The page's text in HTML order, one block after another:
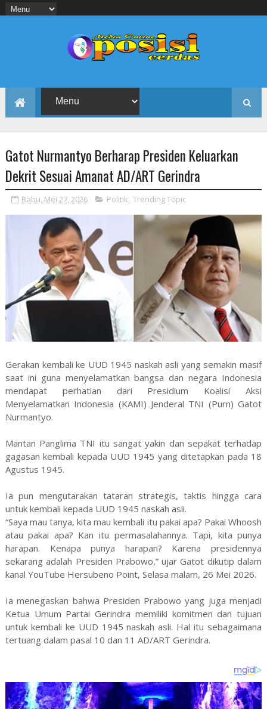
Gatot Nurmantyo Berharap Presiden Keluarkan
Dekrit Sesuai Amanat AD/ART Gerindra
Rabu, Mei 27, 2026 Politik, Trending Topic
Gerakan kembali ke UUD 1945 naskah asli yang semakin masif
saat ini guna menyelamatkan bangsa dan negara Indonesia
mendapat perhatian dari Presidium Koalisi Aksi
Menyelamatkan Indonesia (KAMI) Jenderal TNI (Purn) Gatot
Nurmantyo.
Mantan Panglima TNI itu sangat yakin dan sepakat terhadap
gagasan kembali kepada UUD 1945 yang ditetapkan pada 18
Agustus 1945.
Ia pun mengutarakan tataran strategis, taktis hingga cara
untuk kembali kepada UUD 1945 naskah asli.
“Saya mau tanya, kita mau kembali itu pakai apa? Pakai Whoosh
atau pakai apa? Kan itu permasalahannya. Tapi, kita punya
harapan. Kenapa punya harapan? Karena presidennya
sekarang adalah Presiden Prabowo,” ujar Gatot dikutip dalam
kanal YouTube Hersubeno Point, Selasa malam, 26 Mei 2026.
Ia menegaskan bahwa Presiden Prabowo yang juga menjadi
Ketua Umum Partai Gerindra memiliki komitmen dan tujuan
untuk kembali ke UUD 1945 naskah asli. Hal itu sebagaimana
tertuang dalam pasal 10 dan 11 AD/ART Gerindra.